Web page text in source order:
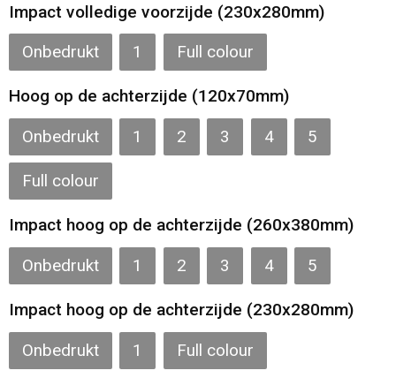
Impact volledige voorzijde (230x280mm)
Onbedrukt 1 Full colour
Hoog op de achterzijde (120x70mm)
Onbedrukt 1 2 3 4 5
Full colour
Impact hoog op de achterzijde (260x380mm)
Onbedrukt 1 2 3 4 5
Impact hoog op de achterzijde (230x280mm)
Onbedrukt 1 Full colour